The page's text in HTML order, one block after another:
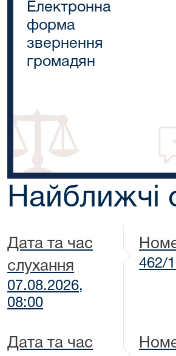
Електронна
форма
звернення
громадян
Найближчі
Дата та час
слухання
07.08.2026,
08:00
462/
Дата та час